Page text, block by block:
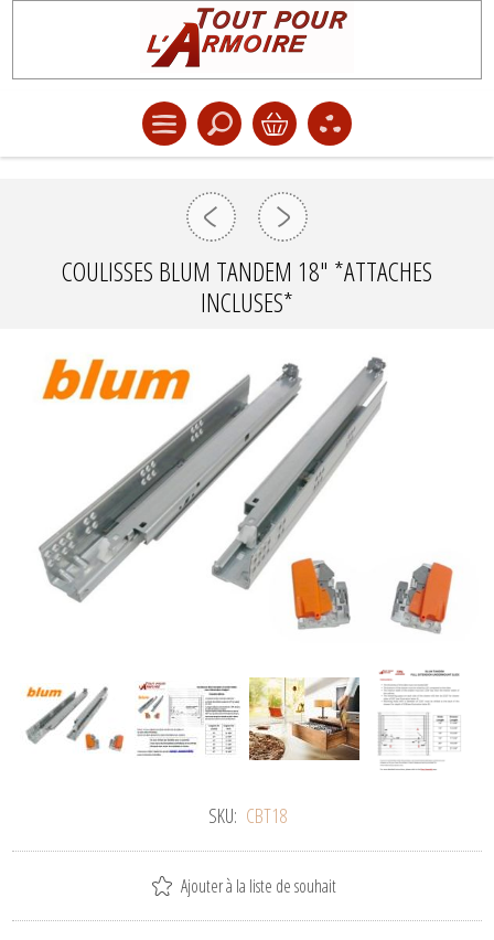
COULISSES BLUM TANDEM 18" *ATTACHES
INCLUSES*
SKU: CBT18
Ajouter à la liste de souhait